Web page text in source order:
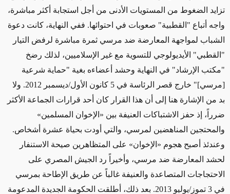
تزايد الضغوط من المستويات الأدنى من أجل استجابة أكثر مباشرة،
واجه أتباع "القطبية" صعوبات في احتوائها. ففي النهاية، كانت دعوة
الشباب لمواجهة المعارضة ضد مرسي ثمرة مباشرة لرفض التيار
"القطبي" الأيديولوجي للتسوية مع غير الإسلاميين، لذلك رضخ
"مكتب الإرشاد" في النهاية وحشد أعضاءه بغية "حماية شرعية
[مرسي]" خارج قصر الرئاسة في 5 كانون الأول/ديسمبر 2012. ولا
بد من الإشارة هنا إلى أن هذا القرار كان أحد قرارات الجماعة الأكثر
ضرراً، إذ حفز الاشتباكات العنيفة بين «الإخوان المسلمين»
والمحتجين المناهضين لمرسي، والتي أودت بحياة عشرة أشخاص.
وعندئذ أصبح هجوم «الإخوان» على المتظاهرين صيحة الاستنفار
لحشد المعارضة ضد مرسي، وأخيراً رد الجيش المصري على
الاحتجاجات المتصاعدة والعنيفة غالباً عن طريق الإطاحة بمرسي
في 3 تموز/يوليو 2013. بعد ذلك، أطلقت الحكومة الجديدة المدعومة